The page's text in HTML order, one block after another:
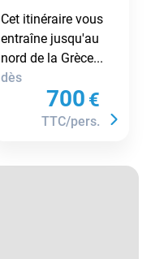
3*
Cet itinéraire vous
entraîne jusqu'au
nord de la Grèce...
dès
700 €
TTC/pers.